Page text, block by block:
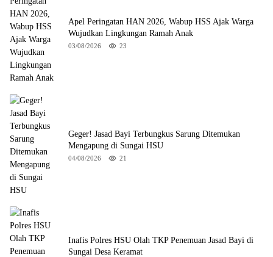
Apel Peringatan HAN 2026, Wabup HSS Ajak Warga
Wujudkan Lingkungan Ramah Anak
03/08/2026 23
Geger! Jasad Bayi Terbungkus Sarung Ditemukan
Mengapung di Sungai HSU
04/08/2026 21
Inafis Polres HSU Olah TKP Penemuan Jasad Bayi di
Sungai Desa Keramat